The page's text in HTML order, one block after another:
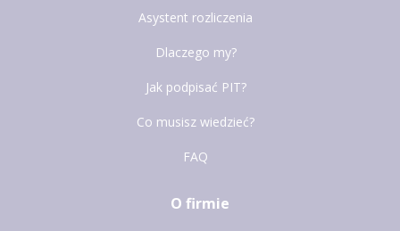
Asystent rozliczenia
Dlaczego my?
Jak podpisać PIT?
Co musisz wiedzieć?
FAQ
O firmie